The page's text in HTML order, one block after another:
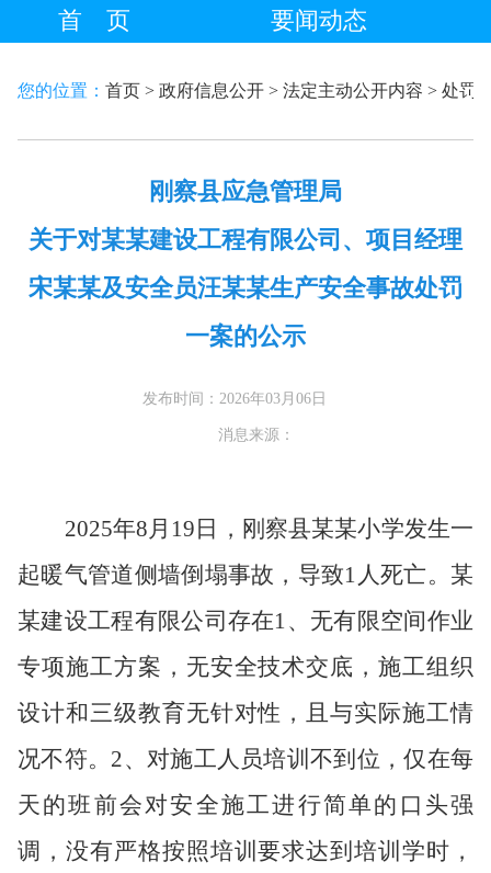
首 页 要闻动态
藏语专栏
您的位置： 首页 > 政府信息公开 > 法定主动公开内容 > 处罚/
刚察县应急管理局
关于对某某建设工程有限公司、项目经理
宋某某及安全员汪某某生产安全事故处罚
一案的公示
发布时间：2026年03月06日
消息来源：
2025年8月19日，刚察县某某小学发生一
起暖气管道侧墙倒塌事故，导致1人死亡。某
某建设工程有限公司存在1、无有限空间作业
专项施工方案，无安全技术交底，施工组织
设计和三级教育无针对性，且与实际施工情
况不符。2、对施工人员培训不到位，仅在每
天的班前会对安全施工进行简单的口头强
调，没有严格按照培训要求达到培训学时，